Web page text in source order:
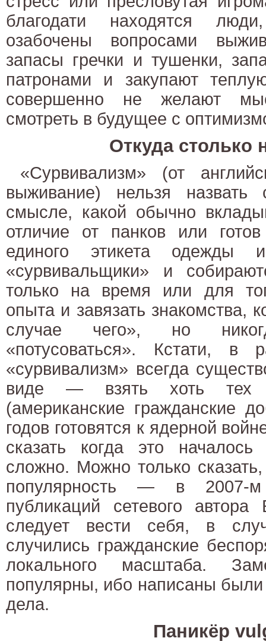
благодати находятся
озабочены вопросами
запасы гречки и тушенки,
патронами и закупают
совершенно не желают
смотреть в будущее с
Откуда столько
«Сурвивализм» (от
выживание) нельзя назвать
смысле, какой обычно
отличие от панков или
единого этикета одежды
«сурвивальщики» и
только на время или для
опыта и завязать знакомства,
случае чего», но
«потусоваться». Кстати, в
«сурвивализм» всегда
виде — взять хоть тех
(американские гражданские
годов готовятся к ядерной
сказать когда это
сложно. Можно только
популярность — в 2007-
публикаций сетевого
следует вести себя, в
случились гражданские
локального масштаба.
популярны, ибо написаны
дела.
Паникёр